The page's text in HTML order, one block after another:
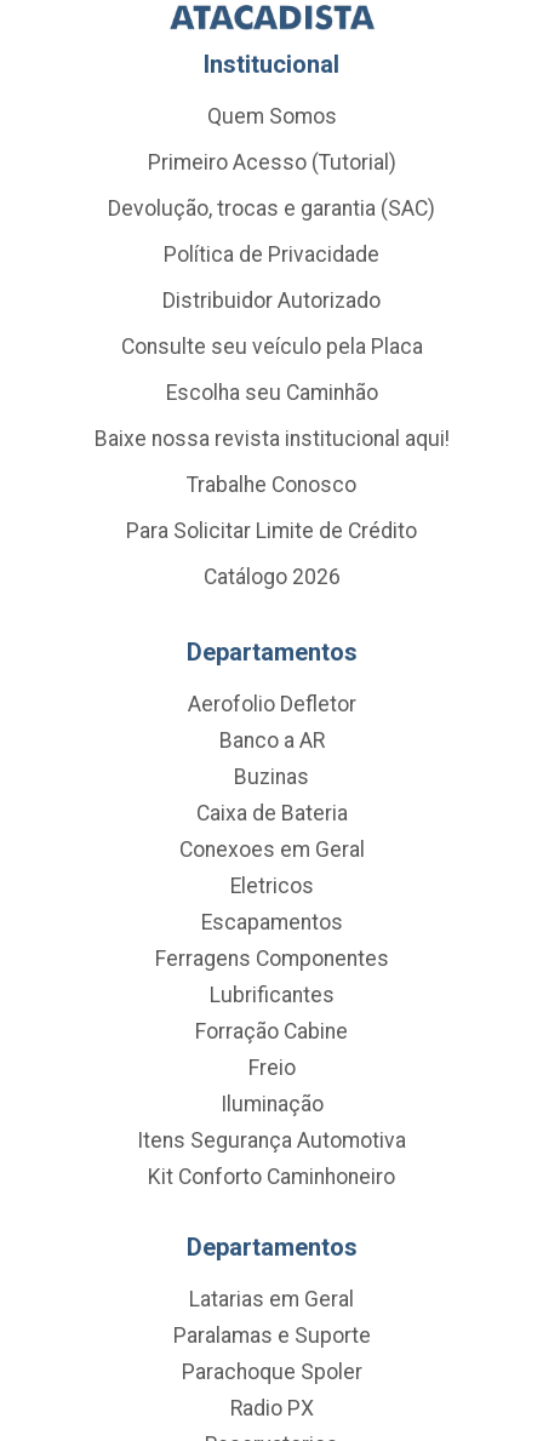
Institucional
Quem Somos
Primeiro Acesso (Tutorial)
Devolução, trocas e garantia (SAC)
Política de Privacidade
Distribuidor Autorizado
Consulte seu veículo pela Placa
Escolha seu Caminhão
Baixe nossa revista institucional aqui!
Trabalhe Conosco
Para Solicitar Limite de Crédito
Catálogo 2026
Departamentos
Aerofolio Defletor
Banco a AR
Buzinas
Caixa de Bateria
Conexoes em Geral
Eletricos
Escapamentos
Ferragens Componentes
Lubrificantes
Forração Cabine
Freio
Iluminação
Itens Segurança Automotiva
Kit Conforto Caminhoneiro
Departamentos
Latarias em Geral
Paralamas e Suporte
Parachoque Spoler
Radio PX